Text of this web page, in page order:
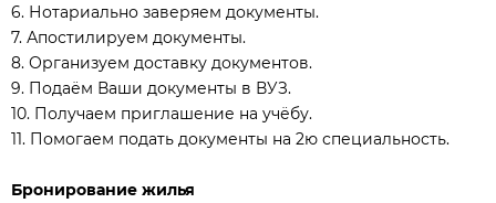
6. Нотариально заверяем документы.
7. Апостилируем документы.
8. Организуем доставку документов.
9. Подаём Ваши документы в ВУЗ.
10. Получаем приглашение на учёбу.
11. Помогаем подать документы на 2ю специальность.
Бронирование жилья